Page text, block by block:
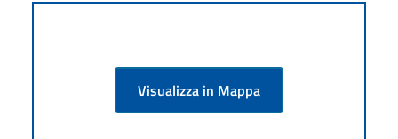
Visualizza in Mappa